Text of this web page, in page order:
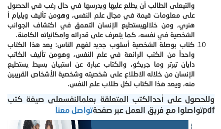
والتيعلى الطالب أن يطلع عليها ويدرسها في حال رغب في الحصول
على معلومات قيمة في مجال علم النفس، وهومن تأليف ويليام أ
هنري، ومن خلالهيستطيع الإنسان التعمق في اكتشاف الجوانب
الشخصية في نفسه، كما يتعرف على قدراته وإمكانياته الكامنة.
كتاب بوصلة الشخصية أسلوب جديد لفهم الناس: يعد هذا الكتاب
واحداً من الكتب الرائعة في علم النفس، وهومن تأليف الكاتب
دايان تيرتر وما جريكو، والكتاب عبارة عن استبيان بسيط يستطيع
الإنسان من خلاله الاطلاع على شخصيته وشخصية الأشخاص القريبين
منه، ويعد هذا الكتاب لكل طلاب علم النفس.
وللحصول على أحدالكتب المتعلقة بعلمالنفسعلى صيغة كتب
pdfتواصلوا مع فريق العمل عبر صفحة
تواصل معنا